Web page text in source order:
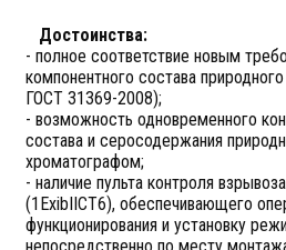
Достоинства:
- полное соответствие новым
компонентного состава
ГОСТ 31369-2008);
- возможность одновременного
состава и серосодержания
хроматографом;
- наличие пульта контроля
(1ExibIICT6), обеспечивающего
функционирования и установку